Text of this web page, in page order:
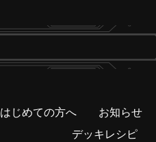
はじめての方へ お知らせ
デッキレシピ